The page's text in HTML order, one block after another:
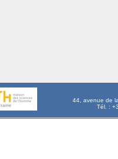
44, avenue de
Tél. :